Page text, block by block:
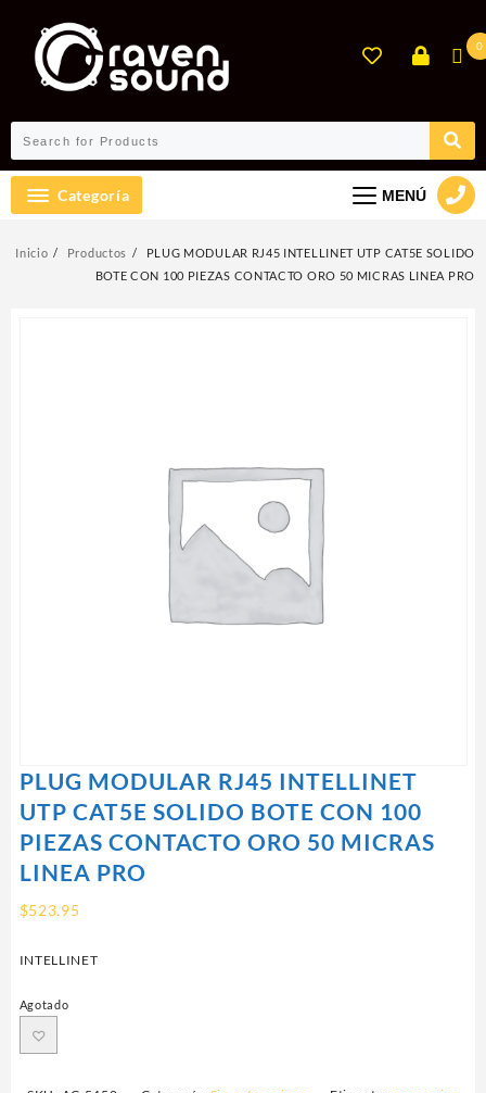
contenido
0
Categoría MENÚ
Inicio Productos
PLUG MODULAR RJ45 INTELLINET UTP CAT5E SOLIDO
BOTE CON 100 PIEZAS CONTACTO ORO 50 MICRAS LINEA PRO
PLUG MODULAR RJ45 INTELLINET
UTP CAT5E SOLIDO BOTE CON 100
PIEZAS CONTACTO ORO 50 MICRAS
LINEA PRO
$523.95
INTELLINET
Agotado